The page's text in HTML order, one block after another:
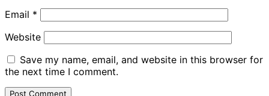
Email *
Website
Save my name, email, and website in this browser for
the next time I comment.